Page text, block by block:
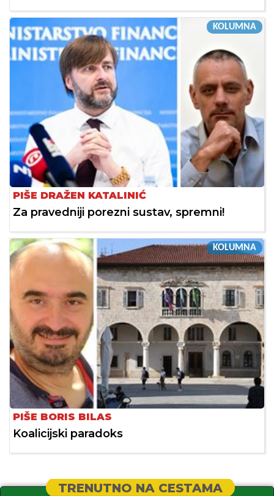
KOLUMNA
PIŠE DRAŽEN KATALINIĆ
Za pravedniji porezni sustav, spremni!
KOLUMNA
PIŠE BORIS BILAS
Koalicijski paradoks
TRENUTNO NA CESTAMA